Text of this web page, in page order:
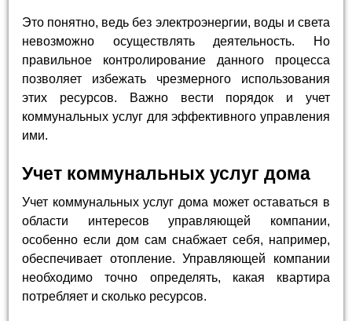
Это понятно, ведь без электроэнергии, воды и света
невозможно осуществлять деятельность. Но
правильное контролирование данного процесса
позволяет избежать чрезмерного использования
этих ресурсов. Важно вести порядок и учет
коммунальных услуг для эффективного управления
ими.
Учет коммунальных услуг дома
Учет коммунальных услуг дома может оставаться в
области интересов управляющей компании,
особенно если дом сам снабжает себя, например,
обеспечивает отопление. Управляющей компании
необходимо точно определять, какая квартира
потребляет и сколько ресурсов.